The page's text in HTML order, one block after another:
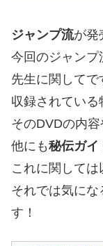
ジャンプ流が発
今回のジャンプ
先生に関してで
収録されている
そのDVDの内
他にも秘伝ガイ
これに関しては
それでは気にな
す！